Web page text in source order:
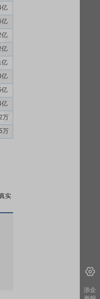
亿
亿
亿
亿
亿
亿
亿
亿
万
万
实
涉企